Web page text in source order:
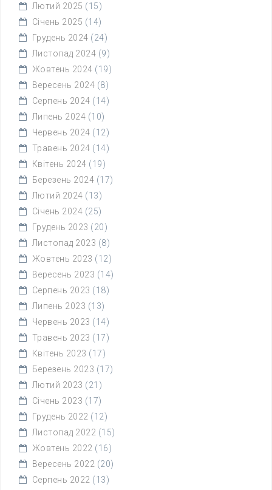
Лютий 2025 (15)
Січень 2025 (14)
Грудень 2024 (24)
Листопад 2024 (9)
Жовтень 2024 (19)
Вересень 2024 (8)
Серпень 2024 (14)
Липень 2024 (10)
Червень 2024 (12)
Травень 2024 (14)
Квітень 2024 (19)
Березень 2024 (17)
Лютий 2024 (13)
Січень 2024 (25)
Грудень 2023 (20)
Листопад 2023 (8)
Жовтень 2023 (12)
Вересень 2023 (14)
Серпень 2023 (18)
Липень 2023 (13)
Червень 2023 (14)
Травень 2023 (17)
Квітень 2023 (17)
Березень 2023 (17)
Лютий 2023 (21)
Січень 2023 (17)
Грудень 2022 (12)
Листопад 2022 (15)
Жовтень 2022 (16)
Вересень 2022 (20)
Серпень 2022 (13)